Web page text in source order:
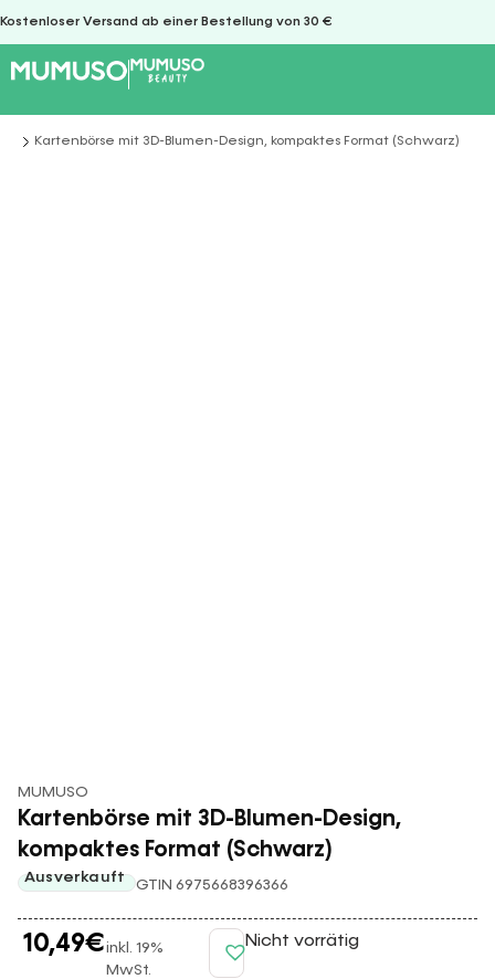
Kostenloser Versand ab einer Bestellung von 30 €
Sie befinden sich hier:
Kartenbörse mit 3D-Blumen-Design, kompaktes Format (Schwarz)
MUMUSO
Kartenbörse mit 3D-Blumen-Design,
kompaktes Format (Schwarz)
Ausverkauft GTIN 6975668396366
10,49€inkl. 19%
MwSt.
Nicht vorrätig